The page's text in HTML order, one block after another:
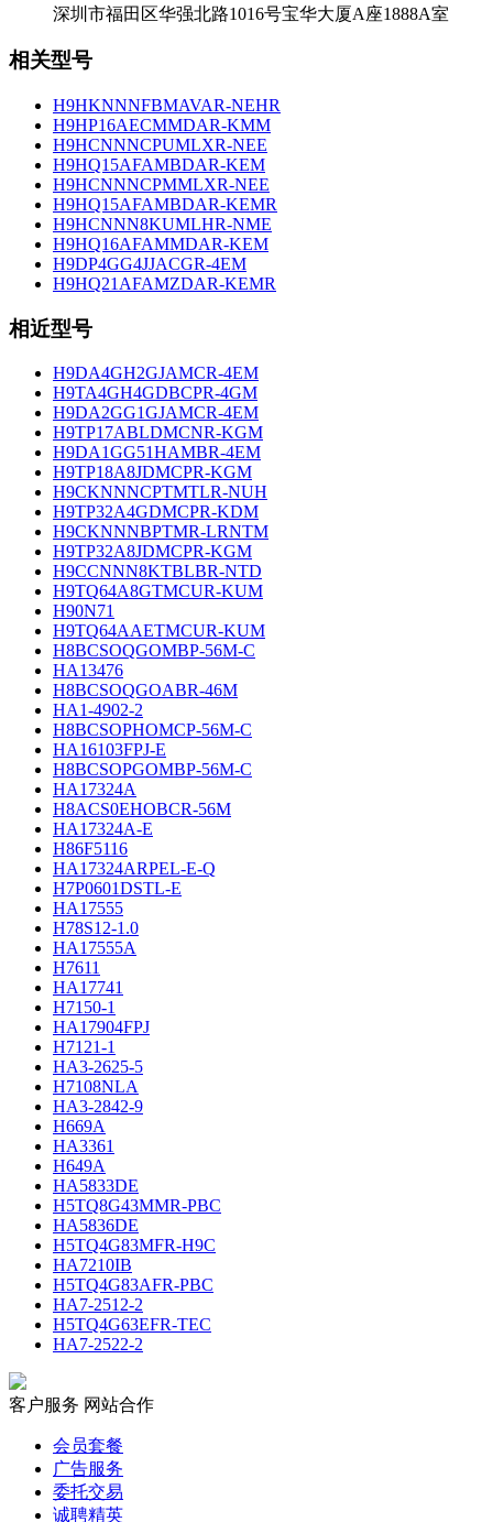
深圳市福田区华强北路1016号宝华大厦A座1888A室
相关型号
H9HKNNNFBMAVAR-NEHR
H9HP16AECMMDAR-KMM
H9HCNNNCPUMLXR-NEE
H9HQ15AFAMBDAR-KEM
H9HCNNNCPMMLXR-NEE
H9HQ15AFAMBDAR-KEMR
H9HCNNN8KUMLHR-NME
H9HQ16AFAMMDAR-KEM
H9DP4GG4JJACGR-4EM
H9HQ21AFAMZDAR-KEMR
相近型号
H9DA4GH2GJAMCR-4EM
H9TA4GH4GDBCPR-4GM
H9DA2GG1GJAMCR-4EM
H9TP17ABLDMCNR-KGM
H9DA1GG51HAMBR-4EM
H9TP18A8JDMCPR-KGM
H9CKNNNCPTMTLR-NUH
H9TP32A4GDMCPR-KDM
H9CKNNNBPTMR-LRNTM
H9TP32A8JDMCPR-KGM
H9CCNNN8KTBLBR-NTD
H9TQ64A8GTMCUR-KUM
H90N71
H9TQ64AAETMCUR-KUM
H8BCSOQGOMBP-56M-C
HA13476
H8BCSOQGOABR-46M
HA1-4902-2
H8BCSOPHOMCP-56M-C
HA16103FPJ-E
H8BCSOPGOMBP-56M-C
HA17324A
H8ACS0EHOBCR-56M
HA17324A-E
H86F5116
HA17324ARPEL-E-Q
H7P0601DSTL-E
HA17555
H78S12-1.0
HA17555A
H7611
HA17741
H7150-1
HA17904FPJ
H7121-1
HA3-2625-5
H7108NLA
HA3-2842-9
H669A
HA3361
H649A
HA5833DE
H5TQ8G43MMR-PBC
HA5836DE
H5TQ4G83MFR-H9C
HA7210IB
H5TQ4G83AFR-PBC
HA7-2512-2
H5TQ4G63EFR-TEC
HA7-2522-2
客户服务 网站合作
会员套餐
广告服务
委托交易
诚聘精英